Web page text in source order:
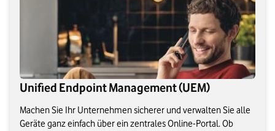
Unified Endpoint Management (UEM)
Machen Sie Ihr Unternehmen sicherer und verwalten Sie alle
Geräte ganz einfach über ein zentrales Online-Portal. Ob